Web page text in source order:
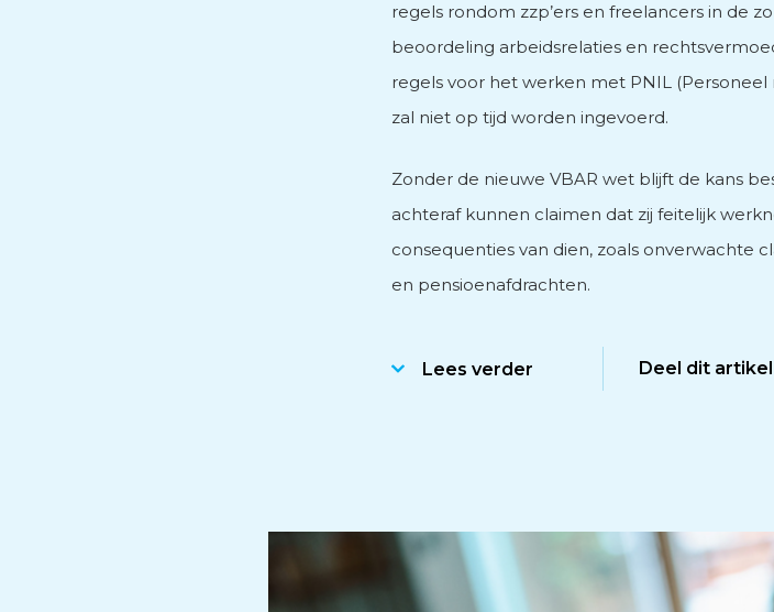
Subsidieadvies
Internationaal ondernemen
regels rondom zzp’ers en freelancers in de
beoordeling arbeidsrelaties en
regels voor het werken met PNIL
zal niet op tijd worden ingevoerd.
Zonder de nieuwe VBAR wet blijft de kans
achteraf kunnen claimen dat zij feitelijk
consequenties van dien, zoals onverwachte
en pensioenafdrachten.
Lees verder Deel dit artikel